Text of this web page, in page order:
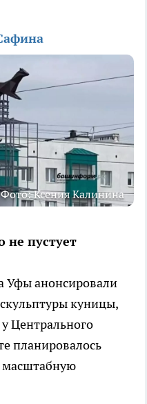
Фото: Ксения Калинина
не пустует
Уфы анонсировали
куницы,
Центрального
планировалось
масштабную